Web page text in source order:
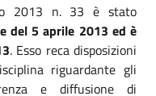
2013 n. 33 è stato
del 5 aprile 2013 ed è
. Esso reca disposizioni
riguardante gli
e diffusione di